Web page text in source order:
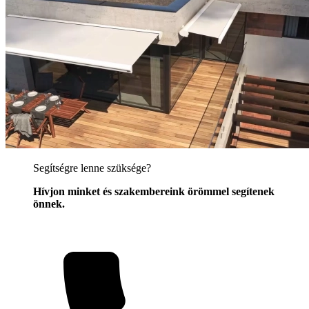
Segítségre lenne szüksége?
Hívjon minket és szakembereink örömmel segítenek
önnek.